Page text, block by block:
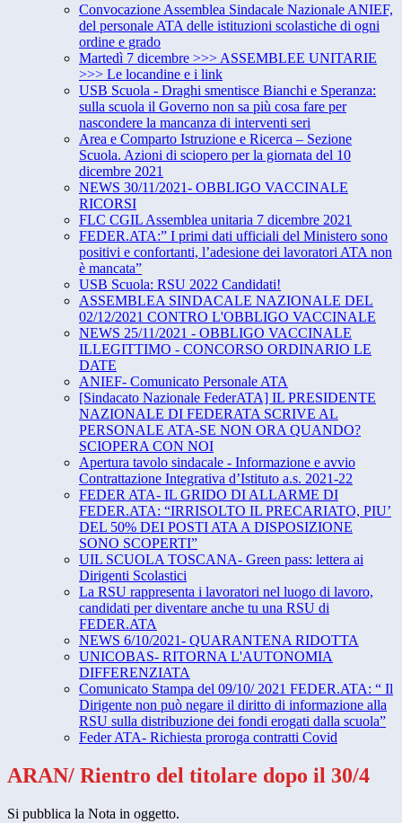
Convocazione Assemblea Sindacale Nazionale ANIEF,
del personale ATA delle istituzioni scolastiche di ogni
ordine e grado
Martedì 7 dicembre >>> ASSEMBLEE UNITARIE
>>> Le locandine e i link
USB Scuola - Draghi smentisce Bianchi e Speranza:
sulla scuola il Governo non sa più cosa fare per
nascondere la mancanza di interventi seri
Area e Comparto Istruzione e Ricerca – Sezione
Scuola. Azioni di sciopero per la giornata del 10
dicembre 2021
NEWS 30/11/2021- OBBLIGO VACCINALE
RICORSI
FLC CGIL Assemblea unitaria 7 dicembre 2021
FEDER.ATA:” I primi dati ufficiali del Ministero sono
positivi e confortanti, l’adesione dei lavoratori ATA non
è mancata”
USB Scuola: RSU 2022 Candidati!
ASSEMBLEA SINDACALE NAZIONALE DEL
02/12/2021 CONTRO L'OBBLIGO VACCINALE
NEWS 25/11/2021 - OBBLIGO VACCINALE
ILLEGITTIMO - CONCORSO ORDINARIO LE
DATE
ANIEF- Comunicato Personale ATA
[Sindacato Nazionale FederATA] IL PRESIDENTE
NAZIONALE DI FEDERATA SCRIVE AL
PERSONALE ATA-SE NON ORA QUANDO?
SCIOPERA CON NOI
Apertura tavolo sindacale - Informazione e avvio
Contrattazione Integrativa d’Istituto a.s. 2021-22
FEDER ATA- IL GRIDO DI ALLARME DI
FEDER.ATA: “IRRISOLTO IL PRECARIATO, PIU’
DEL 50% DEI POSTI ATA A DISPOSIZIONE
SONO SCOPERTI”
UIL SCUOLA TOSCANA- Green pass: lettera ai
Dirigenti Scolastici
La RSU rappresenta i lavoratori nel luogo di lavoro,
candidati per diventare anche tu una RSU di
FEDER.ATA
NEWS 6/10/2021- QUARANTENA RIDOTTA
UNICOBAS- RITORNA L'AUTONOMIA
DIFFERENZIATA
Comunicato Stampa del 09/10/ 2021 FEDER.ATA: “ Il
Dirigente non può negare il diritto di informazione alla
RSU sulla distribuzione dei fondi erogati dalla scuola”
Feder ATA- Richiesta proroga contratti Covid
ARAN/ Rientro del titolare dopo il 30/4
Si pubblica la Nota in oggetto.